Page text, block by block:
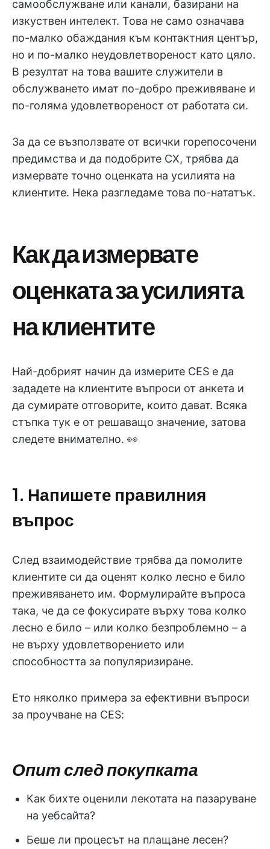
самообслужване или канали, базирани на
изкуствен интелект. Това не само означава
по-малко обаждания към контактния център,
но и по-малко неудовлетвореност като цяло.
В резултат на това вашите служители в
обслужването имат по-добро преживяване и
по-голяма удовлетвореност от работата си.
За да се възползвате от всички горепосочени
предимства и да подобрите CX, трябва да
измервате точно оценката на усилията на
клиентите. Нека разгледаме това по-нататък.
Как да измервате
оценката за усилията
на клиентите
Най-добрият начин да измерите CES е да
зададете на клиентите въпроси от анкета и
да сумирате отговорите, които дават. Всяка
стъпка тук е от решаващо значение, затова
следете внимателно. 👀
1. Напишете правилния
въпрос
След взаимодействие трябва да помолите
клиентите си да оценят колко лесно е било
преживяването им. Формулирайте въпроса
така, че да се фокусирате върху това колко
лесно е било – или колко безпроблемно – а
не върху удовлетворението или
способността за популяризиране.
Ето няколко примера за ефективни въпроси
за проучване на CES:
Опит след покупката
Как бихте оценили лекотата на пазаруване
на уебсайта?
Беше ли процесът на плащане лесен?